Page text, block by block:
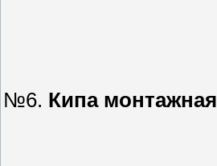
№6. Кипа монтажная